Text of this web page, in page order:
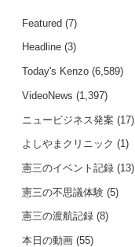
Featured (7)
Headline (3)
Today's Kenzo (6,589)
VideoNews (1,397)
ニュービジネス発案 (17)
よしやまクリニック (1)
憲三のイベント記録 (13)
憲三の不思議体験 (5)
憲三の渡航記録 (8)
本日の動画 (55)